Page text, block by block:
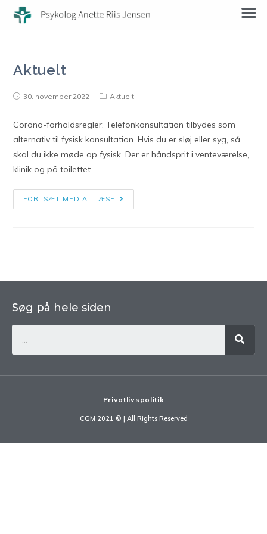
Aktuelt
30. november 2022 Aktuelt
Corona-forholdsregler: Telefonkonsultation tilbydes som
alternativ til fysisk konsultation. Hvis du er sløj eller syg, så
skal du ikke møde op fysisk. Der er håndsprit i venteværelse,
klinik og på toilettet.…
FORTSÆT MED AT LÆSE
Søg på hele siden
Privatlivspolitik
CGM 2021 ©​ | All Rights Reserved